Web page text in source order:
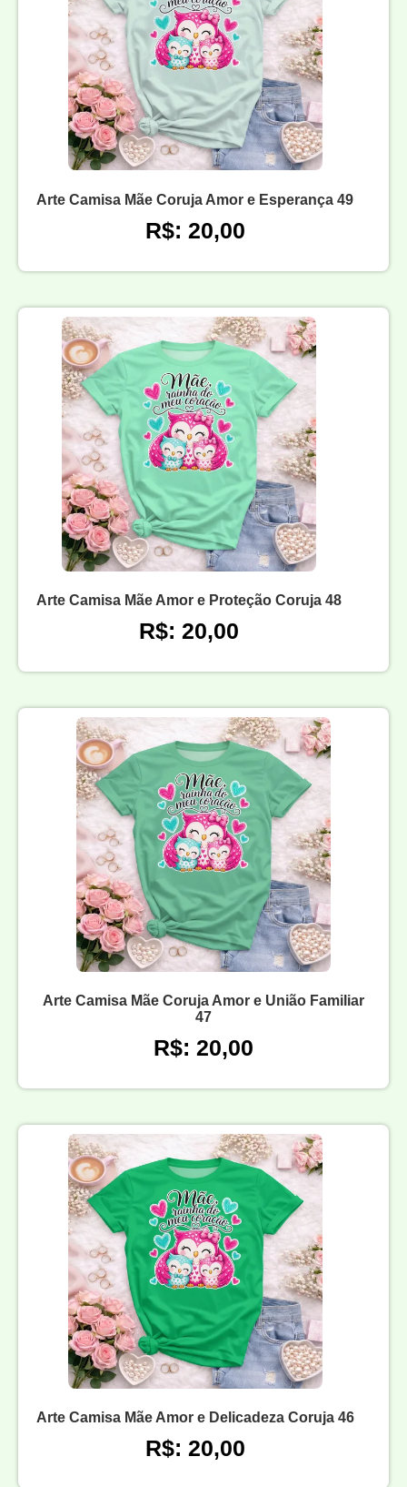
Arte Camisa Mãe Coruja Amor e Esperança 49
R$: 20,00
Arte Camisa Mãe Amor e Proteção Coruja 48
R$: 20,00
Arte Camisa Mãe Coruja Amor e União Familiar
47
R$: 20,00
Arte Camisa Mãe Amor e Delicadeza Coruja 46
R$: 20,00